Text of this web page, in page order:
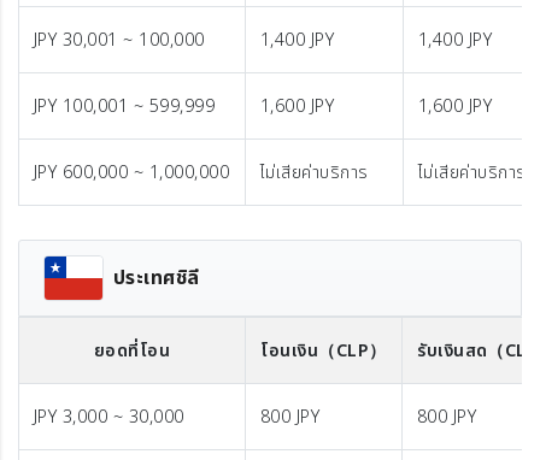
JPY 30,001 ~ 100,000 1,400 JPY 1,400 JPY
JPY 100,001 ~ 599,999 1,600 JPY 1,600 JPY
JPY 600,000 ~ 1,000,000 ไม่เสียค่าบริการ ไม่เสียค่าบริการ
ประเทศชิลี
ยอดที่โอน โอนเงิน （CLP） รับเงินสด （
JPY 3,000 ~ 30,000 800 JPY 800 JPY